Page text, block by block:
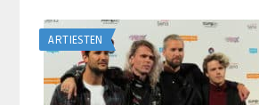
ARTIESTEN